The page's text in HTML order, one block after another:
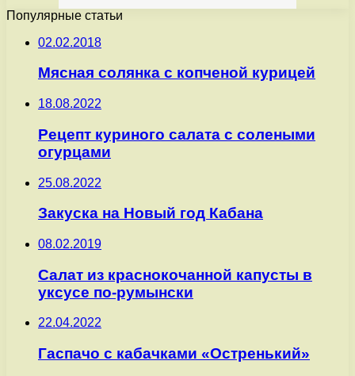
Популярные статьи
02.02.2018
Мясная солянка с копченой курицей
18.08.2022
Рецепт куриного салата с солеными
огурцами
25.08.2022
Закуска на Новый год Кабана
08.02.2019
Салат из краснокочанной капусты в
уксусе по-румынски
22.04.2022
Гаспачо с кабачками «Остренький»